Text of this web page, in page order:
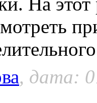
, дата: